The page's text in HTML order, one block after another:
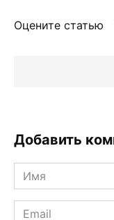
Оцените статью
Добавить
Имя
*
Email